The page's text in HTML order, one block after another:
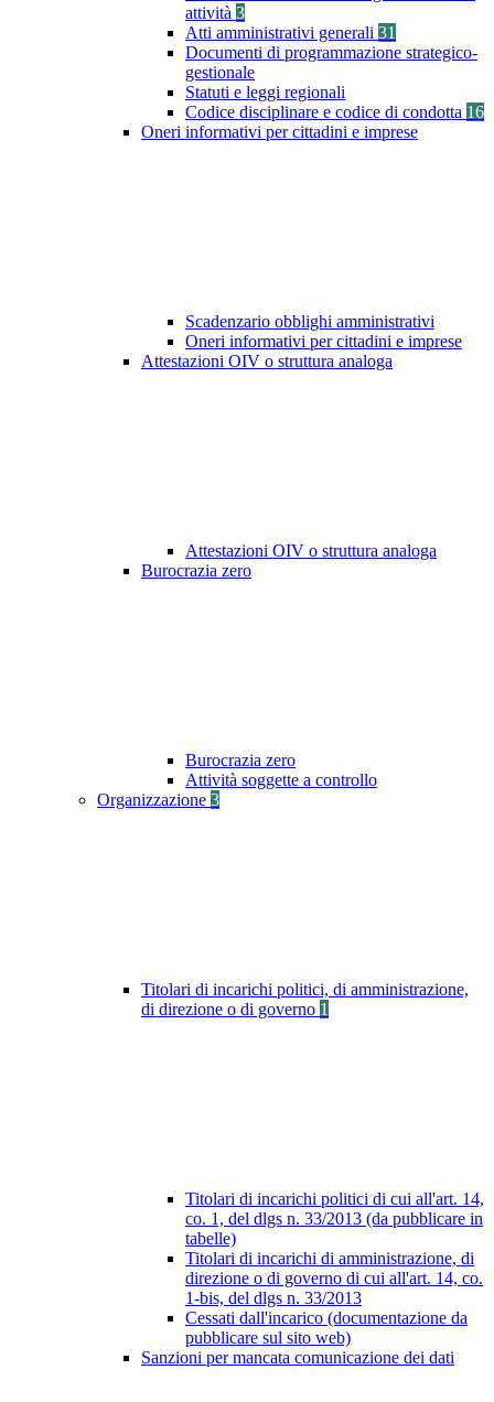
attività 3
Atti amministrativi generali 31
Documenti di programmazione strategico-
gestionale
Statuti e leggi regionali
Codice disciplinare e codice di condotta 16
Oneri informativi per cittadini e imprese
Scadenzario obblighi amministrativi
Oneri informativi per cittadini e imprese
Attestazioni OIV o struttura analoga
Attestazioni OIV o struttura analoga
Burocrazia zero
Burocrazia zero
Attività soggette a controllo
Organizzazione 3
Titolari di incarichi politici, di amministrazione,
di direzione o di governo 1
Titolari di incarichi politici di cui all'art. 14,
co. 1, del dlgs n. 33/2013 (da pubblicare in
tabelle)
Titolari di incarichi di amministrazione, di
direzione o di governo di cui all'art. 14, co.
1-bis, del dlgs n. 33/2013
Cessati dall'incarico (documentazione da
pubblicare sul sito web)
Sanzioni per mancata comunicazione dei dati